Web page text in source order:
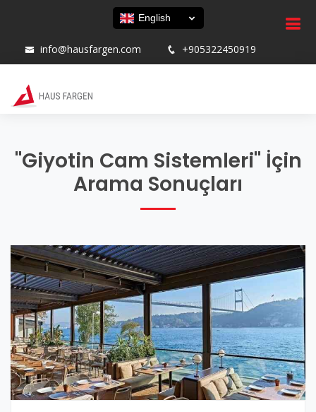
English
info@hausfargen.com +905322450919
"Giyotin Cam Sistemleri" İçin
Arama Sonuçları